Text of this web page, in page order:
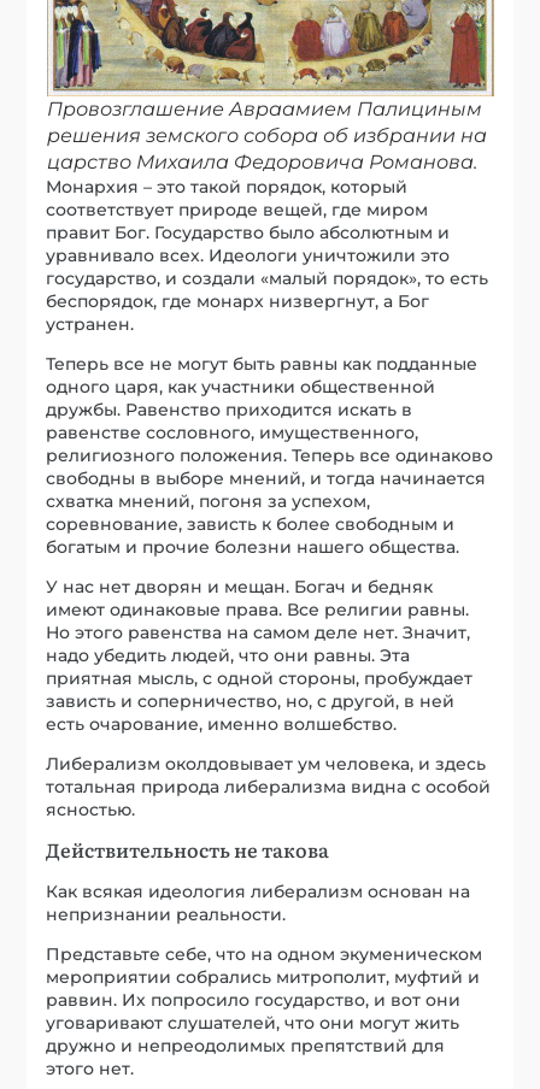
Провозглашение Авраамием Палициным
решения земского собора об избрании на
царство Михаила Федоровича Романова.
Монархия – это такой порядок, который
соответствует природе вещей, где миром
правит Бог. Государство было абсолютным и
уравнивало всех. Идеологи уничтожили это
государство, и создали «малый порядок», то есть
беспорядок, где монарх низвергнут, а Бог
устранен.
Теперь все не могут быть равны как подданные
одного царя, как участники общественной
дружбы. Равенство приходится искать в
равенстве сословного, имущественного,
религиозного положения. Теперь все одинаково
свободны в выборе мнений, и тогда начинается
схватка мнений, погоня за успехом,
соревнование, зависть к более свободным и
богатым и прочие болезни нашего общества.
У нас нет дворян и мещан. Богач и бедняк
имеют одинаковые права. Все религии равны.
Но этого равенства на самом деле нет. Значит,
надо убедить людей, что они равны. Эта
приятная мысль, с одной стороны, пробуждает
зависть и соперничество, но, с другой, в ней
есть очарование, именно волшебство.
Либерализм околдовывает ум человека, и здесь
тотальная природа либерализма видна с особой
ясностью.
Действительность не такова
Как всякая идеология либерализм основан на
непризнании реальности.
Представьте себе, что на одном экуменическом
мероприятии собрались митрополит, муфтий и
раввин. Их попросило государство, и вот они
уговаривают слушателей, что они могут жить
дружно и непреодолимых препятствий для
этого нет.